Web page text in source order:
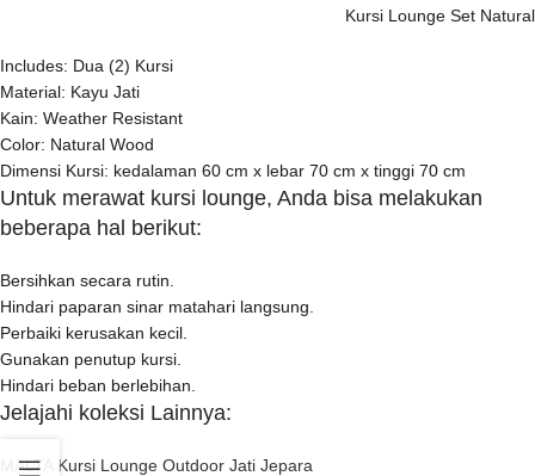
Kursi Lounge Set
Includes: Dua (2) Kursi
Material: Kayu Jati
Kain: Weather Resistant
Color: Natural Wood
Dimensi Kursi: kedalaman 60 cm x lebar 70 cm x tinggi 70 cm
Untuk merawat kursi lounge, Anda bisa melakukan
beberapa hal berikut:
Bersihkan secara rutin.
Hindari paparan sinar matahari langsung.
Perbaiki kerusakan kecil.
Gunakan penutup kursi.
Hindari beban berlebihan.
Jelajahi koleksi Lainnya:
MALTA Kursi Lounge Outdoor Jati Jepara